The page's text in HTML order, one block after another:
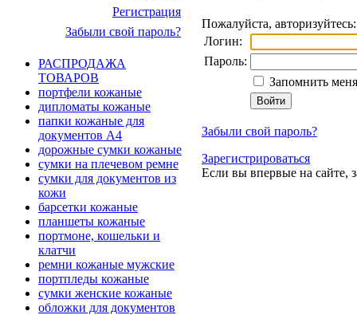
Регистрация
Забыли свой пароль?
РАСПРОДАЖА
ТОВАРОВ
портфели кожаные
дипломаты кожаные
папки кожаные для
документов А4
дорожные сумки кожаные
сумки на плечевом ремне
сумки для документов из
кожи
барсетки кожаные
планшеты кожаные
портмоне, кошельки и
клатчи
ремни кожаные мужские
портпледы кожаные
сумки женские кожаные
обложки для документов
Пожалуйста, авторизуйтесь:
Логин:
Пароль:
Запомнить
Забыли свой пароль?
Зарегистрироваться
Если вы впервые на сайте,